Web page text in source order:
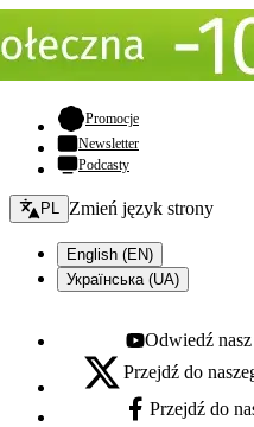
Promocje- otwiera się w
Newsletter
Podcasty
Zmień język - bieżący:
PL Zmień język strony
English (EN)
Українська (UA)
Youtube - otwiera się
Odwiedź
X - otwiera się w nowej karcie
Przejdź do
Facebook - otwiera
Przejdź do